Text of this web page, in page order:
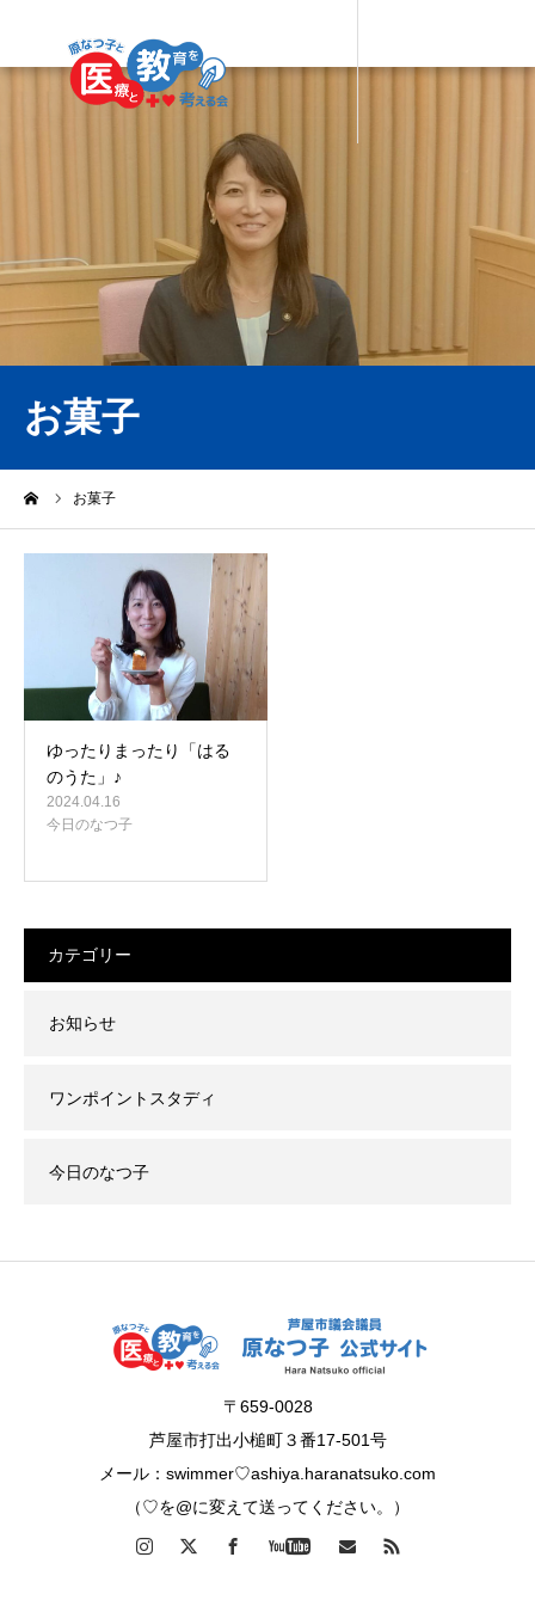
お菓子
お菓子
ゆったりまったり「はる
のうた」♪
2024.04.16
今日のなつ子
カテゴリー
お知らせ
ワンポイントスタディ
今日のなつ子
〒659-0028
芦屋市打出小槌町３番17-501号
メール：swimmer♡ashiya.haranatsuko.com
（♡を@に変えて送ってください。）